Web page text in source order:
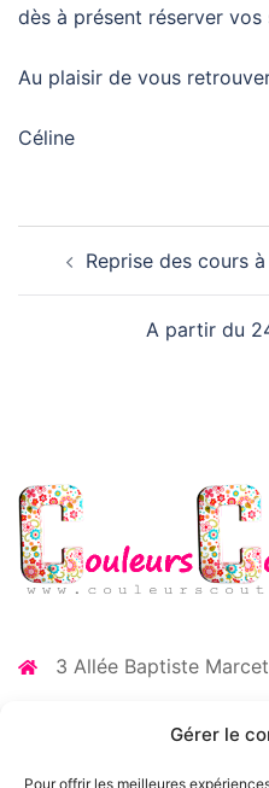
Gérer le
Pour offrir les meilleures
dès à présent réserver vos
Au plaisir de vous
Céline
d’articleReprise des cours
A partir du
3 Allée Baptiste